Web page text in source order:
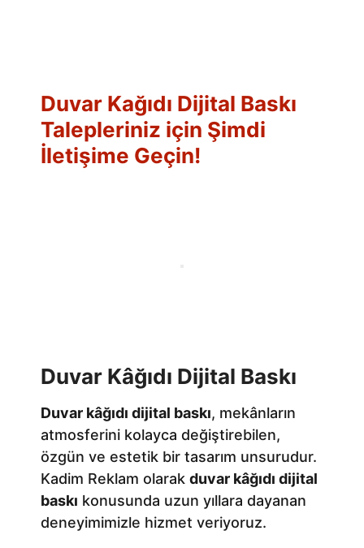
Duvar Kağıdı Dijital Baskı
Talepleriniz için Şimdi
İletişime Geçin!
Duvar Kâğıdı Dijital Baskı
Duvar kâğıdı dijital baskı, mekânların
atmosferini kolayca değiştirebilen,
özgün ve estetik bir tasarım unsurudur.
Kadim Reklam olarak duvar kâğıdı dijital
baskı konusunda uzun yıllara dayanan
deneyimimizle hizmet veriyoruz.